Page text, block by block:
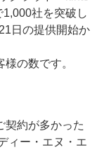
社を突破し
日の提供開始か
の数です。
契約が多かった
ィー・エヌ・エ